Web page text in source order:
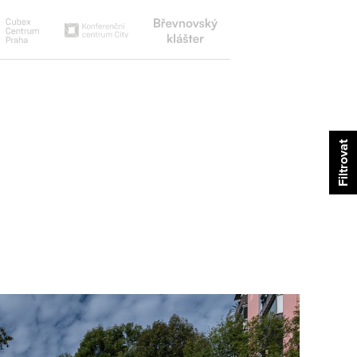
Cubex
centrum
Konferenční
centrum
city
Břevnovský